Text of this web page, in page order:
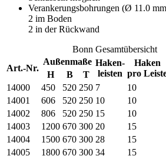
Verankerungsbohrungen (Ø 11.0
2 im Boden
2 in der Rückwand
Bonn Gesamtübersicht
Art.-Nr.
Außenmaße Haken-
leisten
Haken
pro
H B
T
14000
450 520 250 7 10
14001
606 520 250 10 10
14002
806 520 250 15 10
14003
1200 670 300 20 15
14004
1500 670 300 28 15
14005
1800 670 300 34 15